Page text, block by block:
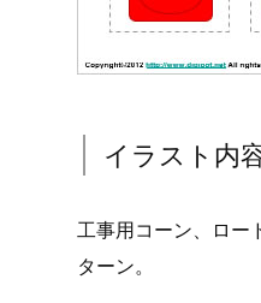
イラスト内
工事用コーン、ロー
ターン。